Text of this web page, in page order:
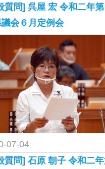
質問] 呉屋 宏 令和二年
会６月定例会
07-04
質問] 石原 朝子 令和二